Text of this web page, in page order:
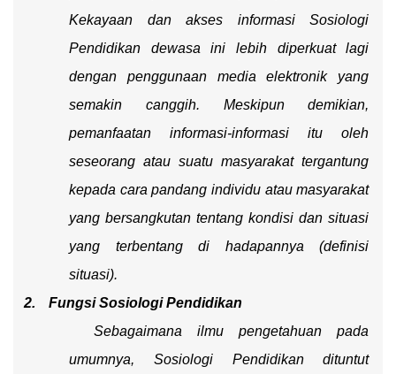
Kekayaan dan akses informasi Sosiologi
Pendidikan dewasa ini lebih diperkuat lagi
dengan penggunaan media elektronik yang
semakin canggih. Meskipun demikian,
pemanfaatan informasi-informasi itu oleh
seseorang atau suatu masyarakat tergantung
kepada cara pandang individu atau masyarakat
yang bersangkutan tentang kondisi dan situasi
yang terbentang di hadapannya (definisi
situasi).
2.
Fungsi Sosiologi Pendidikan
Sebagaimana ilmu pengetahuan pada
umumnya, Sosiologi Pendidikan dituntut